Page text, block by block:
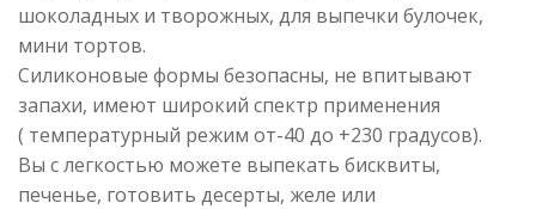
шоколадных и творожных, для выпечки булочек,
мини тортов.
Силиконовые формы безопасны, не впитывают
запахи, имеют широкий спектр применения
( температурный режим от-40 до +230 градусов).
Вы с легкостью можете выпекать бисквиты,
печенье, готовить десерты, желе или